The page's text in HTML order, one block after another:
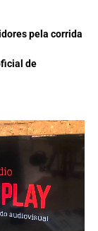
pela corrida
de